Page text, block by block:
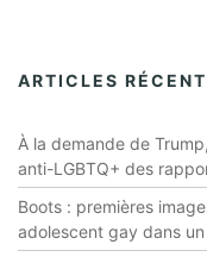
ARTICLES
À la demande de
anti-LGBTQ+ des
Boots : premières
adolescent gay dans